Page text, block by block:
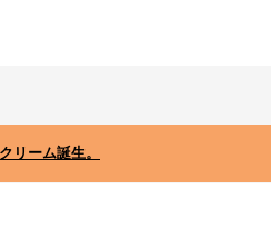
リーム誕生。